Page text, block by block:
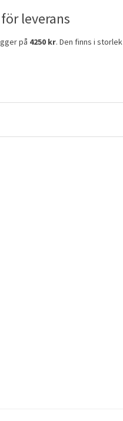
leverans
på 4250 kr. Den finns i storlek